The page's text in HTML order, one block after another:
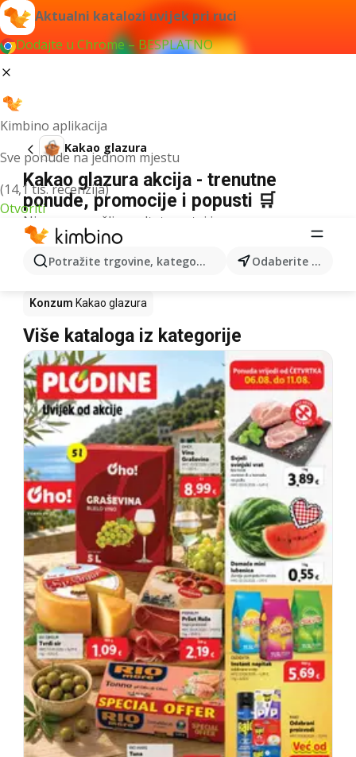
Aktualni katalozi uvijek pri ruci
Dodajte u Chrome – BESPLATNO
Kimbino aplikacija
Sve ponude na jednom mjestu
(14,1 tis. recenzija)
Otvoriti
Potražite trgovine, kategorije, proizvode... Odaberite grad
Kakao glazura
Kakao glazura akcija - trenutne
ponude, promocije i popusti 🛒
Nismo pronašli rezultate za taj izraz.
Kakao glazura u akciji - Gdje kupiti?
Kaufland Kakao glazura LidlKakao glazura
Konzum Kakao glazura
Više kataloga iz kategorije